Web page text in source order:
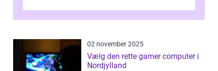
02 november 2025
Vælg den rette gamer computer i
Nordjylland